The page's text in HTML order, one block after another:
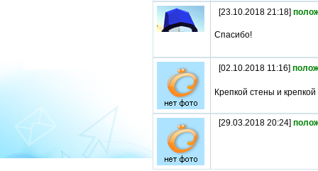
[23.10.2018 21:18]
Спасибо!
[02.10.2018 11:16]
Крепкой стены и
[29.03.2018 20:24]